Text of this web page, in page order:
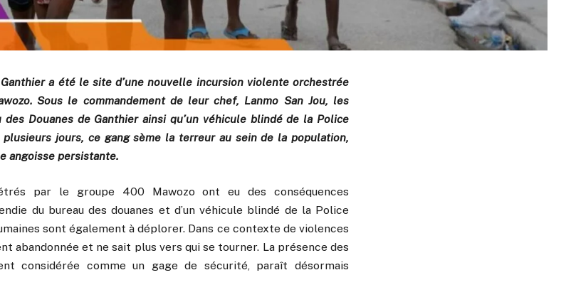
a été le site d’une nouvelle incursion violente orchestrée
Sous le commandement de leur chef, Lanmo San Jou, les
Douanes de Ganthier ainsi qu’un véhicule blindé de la Police
plusieurs jours, ce gang sème la terreur au sein de la population,
angoisse persistante.
par le groupe 400 Mawozo ont eu des conséquences
du bureau des douanes et d’un véhicule blindé de la Police
sont également à déplorer. Dans ce contexte de violences
abandonnée et ne sait plus vers qui se tourner. La présence des
considérée comme un gage de sécurité, paraît désormais